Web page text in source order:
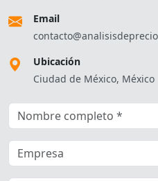
Email
Ubicación
Ciudad de México, México